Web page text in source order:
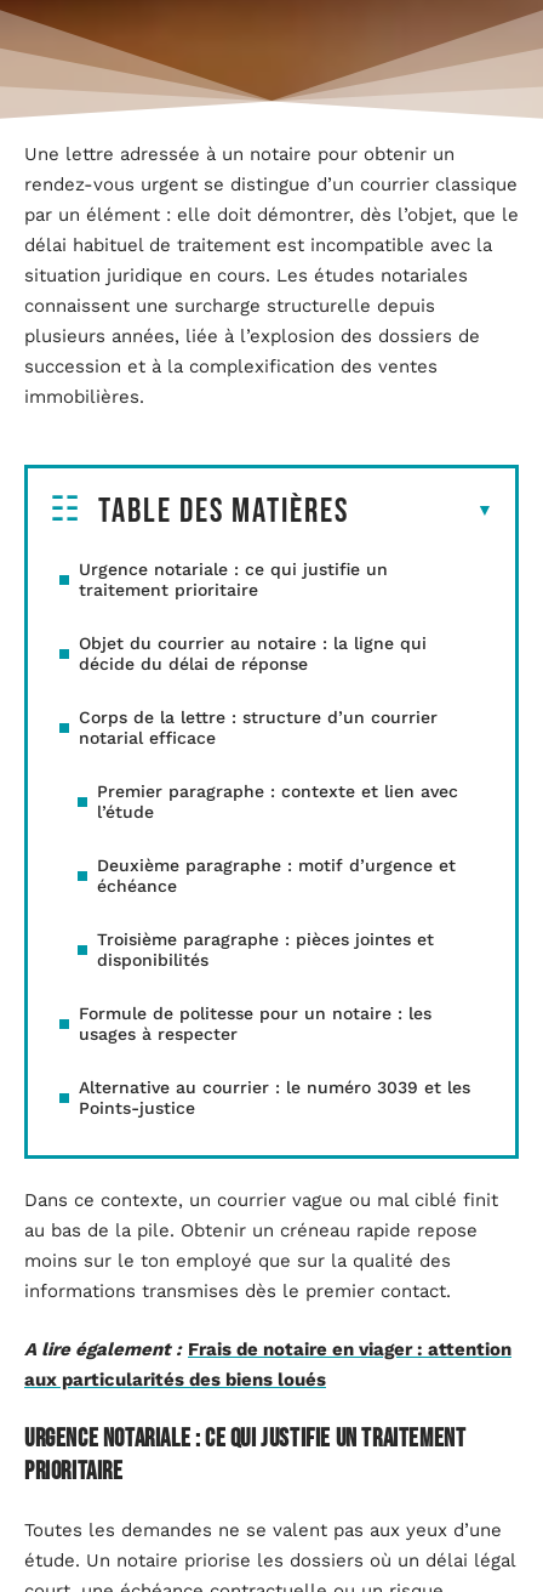
Une lettre adressée à un notaire pour obtenir un
rendez-vous urgent se distingue d’un courrier classique
par un élément : elle doit démontrer, dès l’objet, que le
délai habituel de traitement est incompatible avec la
situation juridique en cours. Les études notariales
connaissent une surcharge structurelle depuis
plusieurs années, liée à l’explosion des dossiers de
succession et à la complexification des ventes
immobilières.
Table des matières
Urgence notariale : ce qui justifie un
traitement prioritaire
Objet du courrier au notaire : la ligne qui
décide du délai de réponse
Corps de la lettre : structure d’un courrier
notarial efficace
Premier paragraphe : contexte et lien avec
l’étude
Deuxième paragraphe : motif d’urgence et
échéance
Troisième paragraphe : pièces jointes et
disponibilités
Formule de politesse pour un notaire : les
usages à respecter
Alternative au courrier : le numéro 3039 et les
Points-justice
Dans ce contexte, un courrier vague ou mal ciblé finit
au bas de la pile. Obtenir un créneau rapide repose
moins sur le ton employé que sur la qualité des
informations transmises dès le premier contact.
A lire également : Frais de notaire en viager : attention
aux particularités des biens loués
Urgence notariale : ce qui justifie un traitement
prioritaire
Toutes les demandes ne se valent pas aux yeux d’une
étude. Un notaire priorise les dossiers où un délai légal